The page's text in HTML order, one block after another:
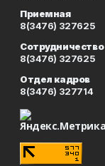
Приемная
8(3476) 327625
Сотрудничество
8(3476) 327625
Отдел кадров
8(3476) 327714